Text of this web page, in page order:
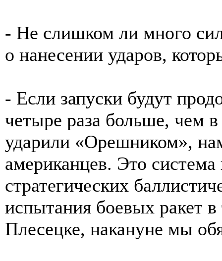
- Не слишком ли много
о нанесении ударов,
- Если запуски будут
четыре раза больше, чем
ударили «Орешником»,
американцев. Это
стратегических
испытания боевых ракет
Плесецке, накануне мы